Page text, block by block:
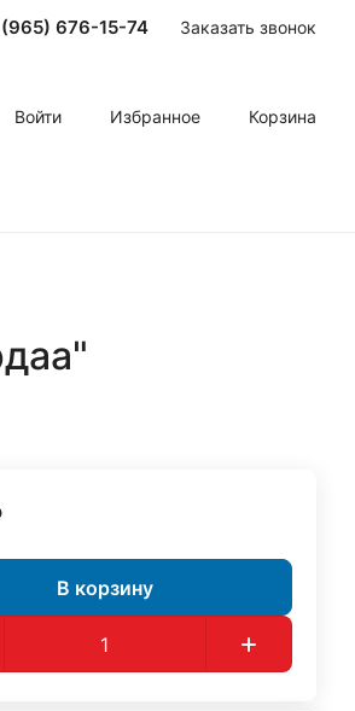
676-15-74 Заказать звонок
Войти
Избранное Корзина
В корзину